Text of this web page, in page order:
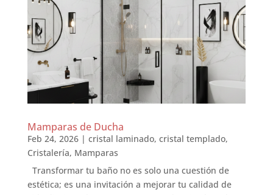
Mamparas de Ducha
Feb 24, 2026| cristal laminado, cristal templado,
Cristalería, Mamparas
Transformar tu baño no es solo una cuestión de
estética; es una invitación a mejorar tu calidad de